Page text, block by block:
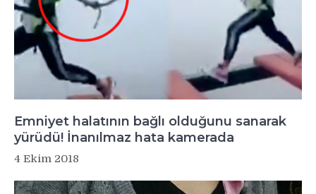
Emniyet halatının bağlı olduğunu sanarak
yürüdü! İnanılmaz hata kamerada
4 Ekim 2018